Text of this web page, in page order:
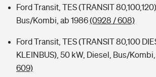
Ford Transit, TES (TRANSIT
Bus/Kombi, ab 1986(0928 / 608)
Ford Transit, TES (TRANSIT 80,100
KLEINBUS), 50 kW, Diesel, Bus/
609)